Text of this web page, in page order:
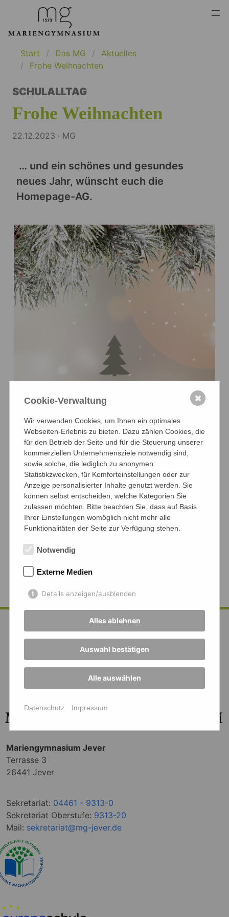
Start Das MG
Aktuelles
Frohe Weihnachten
SCHULALLTAG
Frohe Weihnachten
22.12.2023 · MG
… und ein schönes und gesundes
neues Jahr, wünscht euch die
Homepage-AG.
Mariengymnasium Jever
Terrasse 3
26441 Jever
Sekretariat: 04461 - 9313-0
Sekretariat Oberstufe: 9313-20
Mail: sekretariat@mg-jever.de
Cookie-Verwaltung
Wir verwenden Cookies, um Ihnen ein optimales
Webseiten-Erlebnis zu bieten. Dazu zählen Cookies, die
für den Betrieb der Seite und für die Steuerung unserer
kommerziellen Unternehmensziele notwendig sind,
sowie solche, die lediglich zu anonymen
Statistikzwecken, für Komforteinstellungen oder zur
Anzeige personalisierter Inhalte genutzt werden. Sie
können selbst entscheiden, welche Kategorien Sie
zulassen möchten. Bitte beachten Sie, dass auf Basis
Ihrer Einstellungen womöglich nicht mehr alle
Funktionalitäten der Seite zur Verfügung stehen.
Notwendig
Externe Medien
Details anzeigen/ausblenden
Alles ablehnen
Auswahl bestätigen
Alle auswählen
Datenschutz Impressum
✖